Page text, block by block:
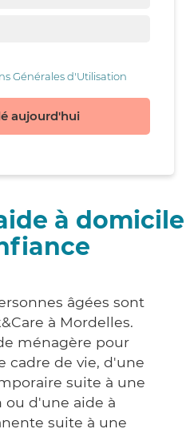
Générales d'Utilisation
aujourd'hui
à domicile
âgées sont
à Mordelles.
ménagère pour
cadre de vie, d'une
suite à une
ou d'une aide à
suite à une